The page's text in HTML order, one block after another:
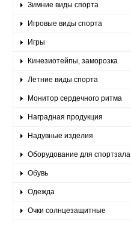
Зимние виды спорта
Игровые виды спорта
Игры
Кинезиотейпы, заморозка
Летние виды спорта
Монитор сердечного ритма
Наградная продукция
Надувные изделия
Оборудование для спортзала
Обувь
Одежда
Очки солнцезащитные